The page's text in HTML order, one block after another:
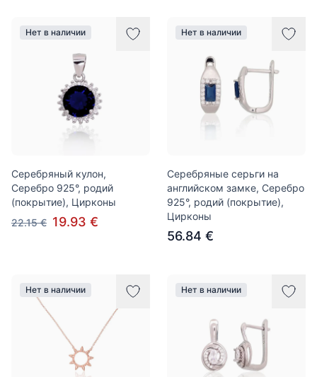
Нет в наличии
Серебряный кулон,
Серебро 925°, родий
(покрытие), Цирконы
22.15 € 19.93 €
Нет в наличии
Серебряные серьги на
английском замке, Серебро
925°, родий (покрытие),
Цирконы
56.84 €
Нет в наличии Нет в наличии